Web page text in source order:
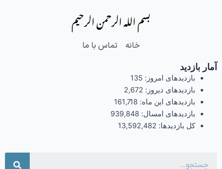
بسم الله الرحمن الرحیم
خانه تماس با ما
آمار بازدید
بازدیدهای امروز: 135
بازدیدهای دیروز: 2,672
بازدیدهای این ماه: 161,718
بازدیدهای امسال: 939,848
کل بازدیدها: 13,592,482